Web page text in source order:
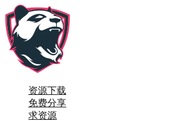
资源下载
免费分享
求资源